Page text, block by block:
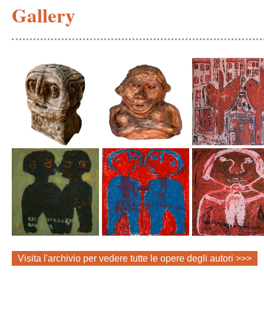
Gallery
Visita l'archivio per vedere tutte le opere degli autori >>>